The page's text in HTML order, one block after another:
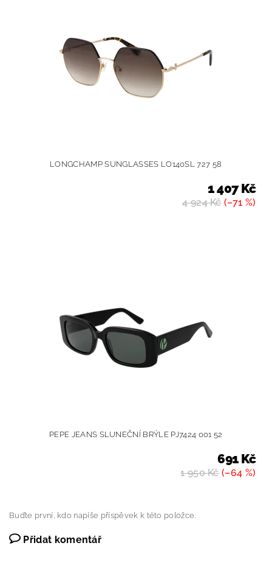
LONGCHAMP SUNGLASSES LO140SL 727 58
4 924 Kč(–71 %)
1 407 Kč
PEPE JEANS SLUNEČNÍ BRÝLE PJ7424 001 52
1 950 Kč(–64 %)
691 Kč
Buďte první, kdo napíše příspěvek k této položce.
Přidat komentář